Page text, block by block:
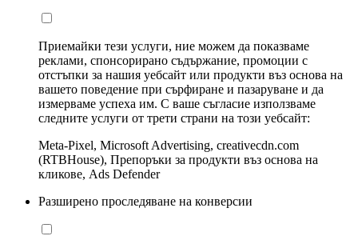
Приемайки тези услуги, ние можем да показваме
реклами, спонсорирано съдържание, промоции с
отстъпки за нашия уебсайт или продукти въз основа на
вашето поведение при сърфиране и пазаруване и да
измерваме успеха им. С ваше съгласие използваме
следните услуги от трети страни на този уебсайт:
Meta-Pixel, Microsoft Advertising, creativecdn.com
(RTBHouse), Препоръки за продукти въз основа на
кликове, Ads Defender
Разширено проследяване на конверсии